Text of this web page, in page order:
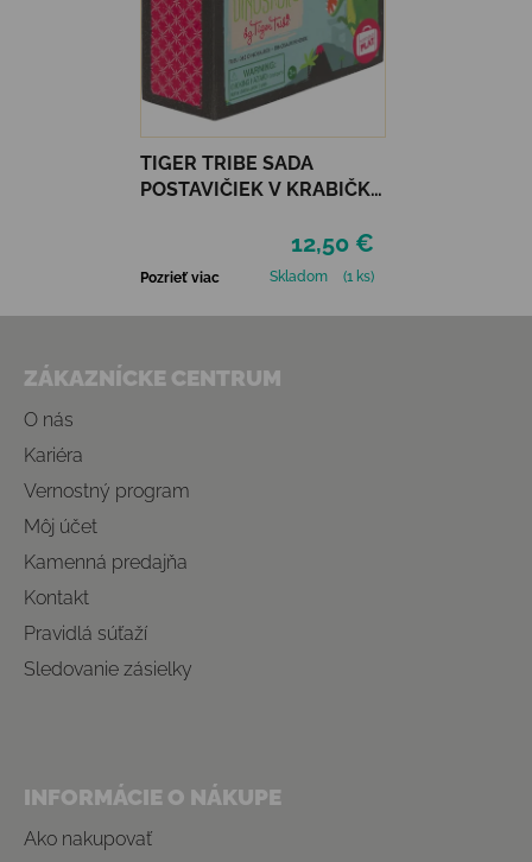
TIGER TRIBE SADA
POSTAVIČIEK V KRABIČKE
12,50 €
Pozrieť viac Skladom (1 ks)
ZÁKAZNÍCKE CENTRUM
O nás
Kariéra
Vernostný program
Môj účet
Kamenná predajňa
Kontakt
Pravidlá súťaží
Sledovanie zásielky
INFORMÁCIE O NÁKUPE
Ako nakupovať